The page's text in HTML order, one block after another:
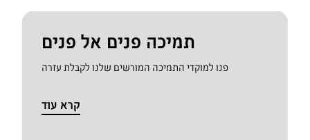
תמיכה פנים אל פנים
פנו למוקדי התמיכה המורשים שלנו לקבלת עזרה
קרא עוד